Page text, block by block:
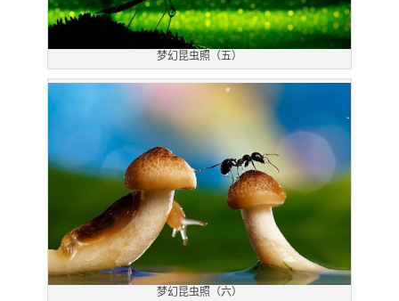
梦幻昆虫照（五）
梦幻昆虫照（六）